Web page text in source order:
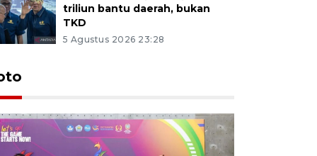
triliun bantu daerah, bukan
TKD
5 Agustus 2026 23:28